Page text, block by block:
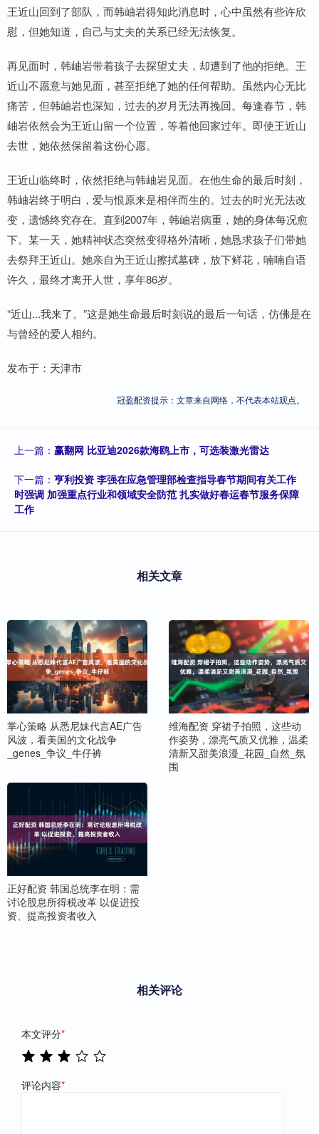
王近山回到了部队，而韩岫岩得知此消息时，心中虽然有些许欣
慰，但她知道，自己与丈夫的关系已经无法恢复。
再见面时，韩岫岩带着孩子去探望丈夫，却遭到了他的拒绝。王
近山不愿意与她见面，甚至拒绝了她的任何帮助。虽然内心无比
痛苦，但韩岫岩也深知，过去的岁月无法再挽回。每逢春节，韩
岫岩依然会为王近山留一个位置，等着他回家过年。即使王近山
去世，她依然保留着这份心愿。
王近山临终时，依然拒绝与韩岫岩见面。在他生命的最后时刻，
韩岫岩终于明白，爱与恨原来是相伴而生的。过去的时光无法改
变，遗憾终究存在。直到2007年，韩岫岩病重，她的身体每况愈
下。某一天，她精神状态突然变得格外清晰，她恳求孩子们带她
去祭拜王近山。她亲自为王近山擦拭墓碑，放下鲜花，喃喃自语
许久，最终才离开人世，享年86岁。
“近山...我来了。”这是她生命最后时刻说的最后一句话，仿佛是在
与曾经的爱人相约。
发布于：天津市
冠盈配资提示：文章来自网络，不代表本站观点。
上一篇： 赢翻网 比亚迪2026款海鸥上市，可选装激光雷达
下一篇： 亨利投资 李强在应急管理部检查指导春节期间有关工作
时强调 加强重点行业和领域安全防范 扎实做好春运春节服务保障
工作
相关文章
掌心策略 从悉尼妹代言AE广告
风波，看美国的文化战争
_genes_争议_牛仔裤
维海配资 穿裙子拍照，这些动
作姿势，漂亮气质又优雅，温柔
清新又甜美浪漫_花园_自然_氛
围
正好配资 韩国总统李在明：需
讨论股息所得税改革 以促进投
资、提高投资者收入
相关评论
本文评分*
评论内容*